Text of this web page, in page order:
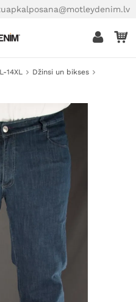
14XL
Džinsi un bikses